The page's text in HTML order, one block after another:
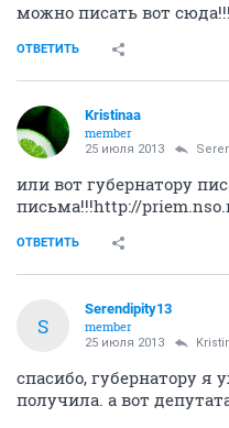
можно писать вот
ОТВЕТИТЬ
Kristinaa
member
25 июля 2013
или вот губернатору
письма!!!http://
ОТВЕТИТЬ
S
Serendipity13
member
25 июля 2013
спасибо, губернатору я
получила. а вот